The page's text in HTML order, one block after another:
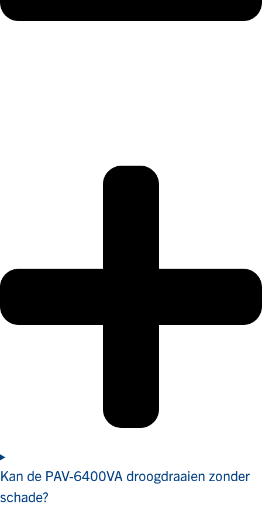
Kan de PAV-6400VA droogdraaien zonder
schade?